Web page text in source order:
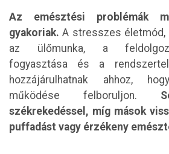
Az emésztési problémák
gyakoriak. A stresszes életmód,
az ülőmunka, a
fogyasztása és a
hozzájárulhatnak ahhoz,
működése felboruljon.
székrekedéssel, míg mások
puffadást vagy érzékeny